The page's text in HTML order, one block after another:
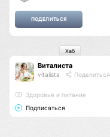
Виталиста
vitalista Поделиться
Здоровье и питание
Подписаться
Хаб